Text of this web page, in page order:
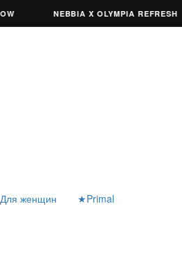
NEBBIA X OLYMPIA REFRESH
Для женщин ★Primal